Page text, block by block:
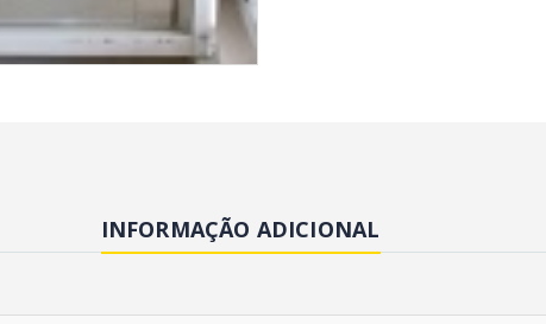
INFORMAÇÃO ADICIONAL